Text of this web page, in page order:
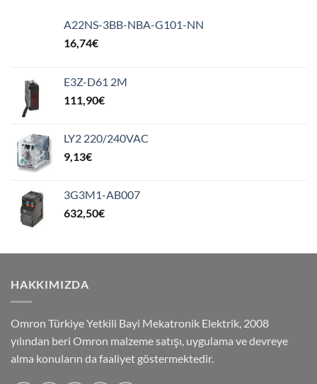
A22NS-3BB-NBA-G101-NN
16,74€
E3Z-D61 2M
111,90€
LY2 220/240VAC
9,13€
3G3M1-AB007
632,50€
HAKKIMIZDA
Omron Türkiye Yetkili Bayi Mekatronik Elektrik, 2008
yılından beri Omron malzeme satışı, uygulama ve devreye
alma konuların da faaliyet göstermektedir.